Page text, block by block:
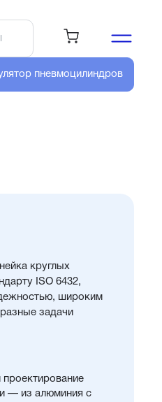
пневмоцилиндров
круглых
ISO 6432,
широким
задачи
— из алюминия с